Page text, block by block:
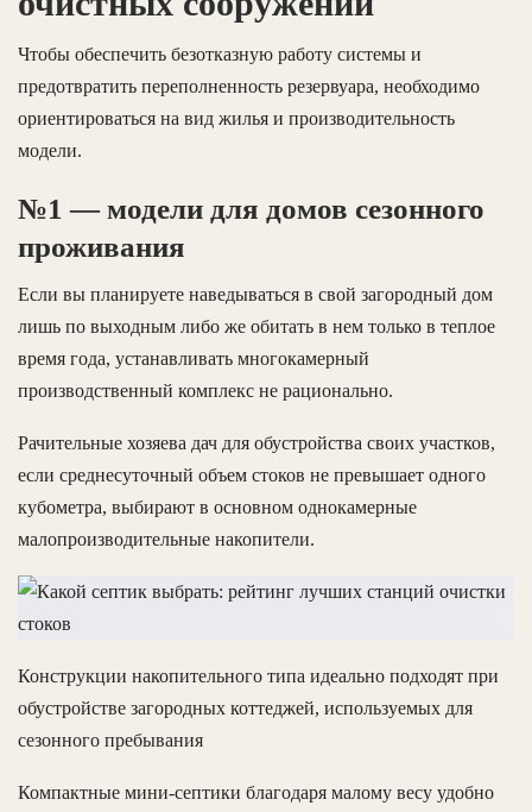
Чтобы обеспечить безотказную работу системы и
предотвратить переполненность резервуара, необходимо
ориентироваться на вид жилья и производительность
модели.
№1 — модели для домов сезонного
проживания
Если вы планируете наведываться в свой загородный дом
лишь по выходным либо же обитать в нем только в теплое
время года, устанавливать многокамерный
производственный комплекс не рационально.
Рачительные хозяева дач для обустройства своих участков,
если среднесуточный объем стоков не превышает одного
кубометра, выбирают в основном однокамерные
малопроизводительные накопители.
Конструкции накопительного типа идеально подходят при
обустройстве загородных коттеджей, используемых для
сезонного пребывания
Компактные мини-септики благодаря малому весу удобно